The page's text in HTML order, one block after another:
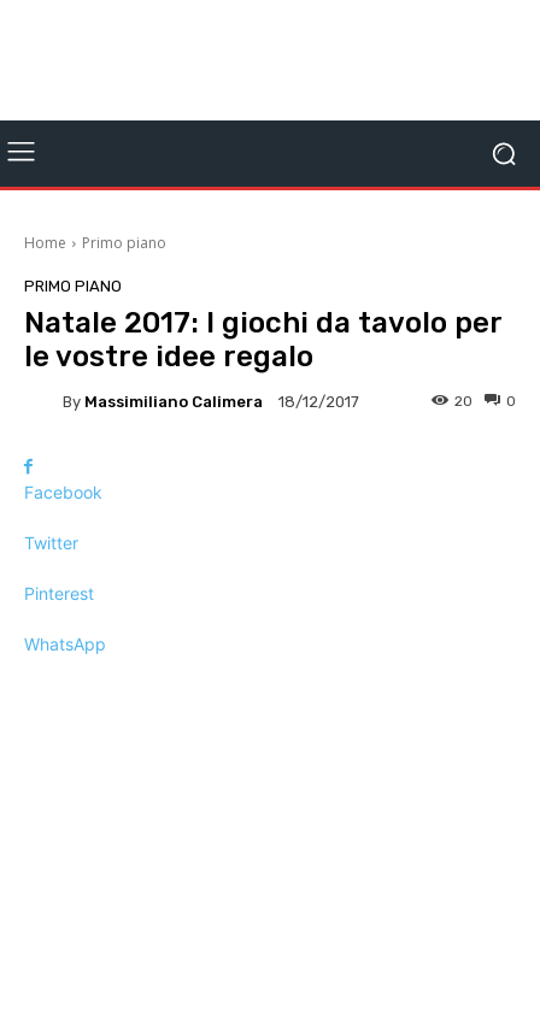
Home Primo piano
PRIMO PIANO
Natale 2017: I giochi da tavolo per
le vostre idee regalo
By Massimiliano Calimera 18/12/2017 0
20
Facebook
Twitter
Pinterest
WhatsApp